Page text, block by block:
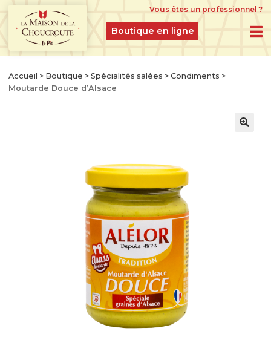
Vous êtes un professionnel ?
Boutique en ligne
BOUTIQUE EN LIGNE
FERMENTÉES À L’ANCIENNE
CHOUCROUTES GASTRONOMIQUES CUITES
ET CUISINÉES
CHOUCROUTES RECETTES CRÉATION
LÉGUMES GASTRONOMIQUES NATURES
LÉGUMES GASTRONOMIQUES CUISINÉS
LÉGUMES BRUTS
SPÉCIALITÉS SALÉES
Accueil > Boutique >Spécialités salées >Condiments >
Moutarde Douce d’Alsace